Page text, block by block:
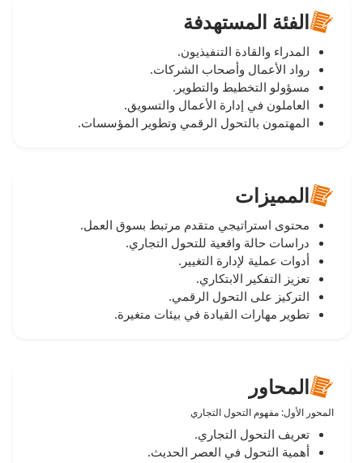
الفئة المستهدفة
المدراء والقادة التنفيذيون.
رواد الأعمال وأصحاب الشركات.
مسؤولو التخطيط والتطوير.
العاملون في إدارة الأعمال والتسويق.
المهتمون بالتحول الرقمي وتطوير المؤسسات.
المميزات
محتوى استراتيجي متقدم مرتبط بسوق العمل.
دراسات حالة واقعية للتحول التجاري.
أدوات عملية لإدارة التغيير.
تعزيز التفكير الابتكاري.
التركيز على التحول الرقمي.
تطوير مهارات القيادة في بيئات متغيرة.
المحاور
المحور الأول: مفهوم التحول التجاري
تعريف التحول التجاري.
أهمية التحول في العصر الحديث.